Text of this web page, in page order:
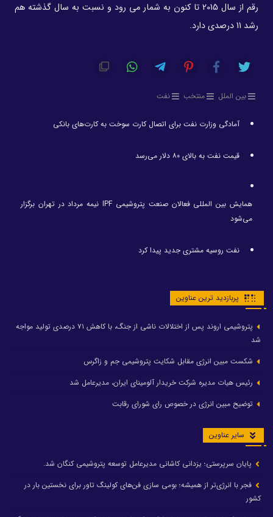
رقم از سال 2015 تا کنون به شمار می رود و نسبت به سال گذشته هم
رشد 11 درصدی دارد.
بین الملل منتخب نفت
آمادگی وزارت نفت برای اتصال کارت سوخت به کارت‌های بانکی
قیمت نفت به بالای ۸۰ دلار می‌رسد
همایش بین المللی فعالان صنعت پتروشیمی IPF نیمه مرداد در تهران برگزار
می‌شود
نفت روسیه مشتری جدید پیدا کرد
پربازدید ترین عناوین
پتروشیمی اروند پس از اختلالات ناشی از جنگ، با کاهش ۷۱ درصدی تولید مواجه
شد
شکست مبین انرژی مقابل شکایت پتروشیمی جم و زاگرس
رئیس هیات مدیره شرکت خریدار آلومینای ایران، مدیرعامل شد
توضیح مبین انرژی در خصوص رای شورای رقابت
سایر عناوین
پایان سرپرستی؛ یزدانی کاشانی مدیرعامل توسعه پتروشیمی کنگان شد.
فجر با انرژی‌تر از همیشه؛ بومی سازی فن‌های کولینگ تاور برای نخستین بار در
کشور